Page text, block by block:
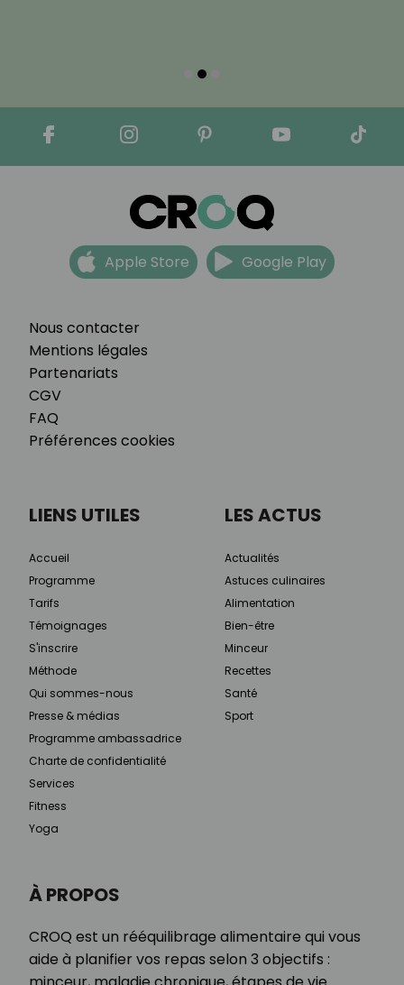
Nous contacter
Mentions légales
Partenariats
CGV
FAQ
Préférences cookies
Apple Store Google Play
À PROPOS
CROQ est un rééquilibrage alimentaire qui vous
aide à planifier vos repas selon 3 objectifs :
LIENS UTILES
Accueil
Programme
Tarifs
Témoignages
S'inscrire
Méthode
Qui sommes-nous
Presse & médias
Programme ambassadrice
Charte de confidentialité
Services
Fitness
Yoga
LES ACTUS
Actualités
Astuces culinaires
Alimentation
Bien-être
Minceur
Recettes
Santé
Sport